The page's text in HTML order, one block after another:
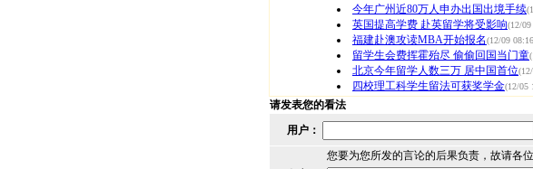
今年广州近80万人申办出国出境手续
英国提高学费 赴英留学将受影响(12/
福建赴澳攻读MBA开始报名(12/09
留学生会费挥霍殆尽 偷偷回国当门童
北京今年留学人数三万 居中国首位
四校理工科学生留法可获奖学金(12/05
请发表您的看法
用户：
您要为您所发的言论的后果负责，故请各